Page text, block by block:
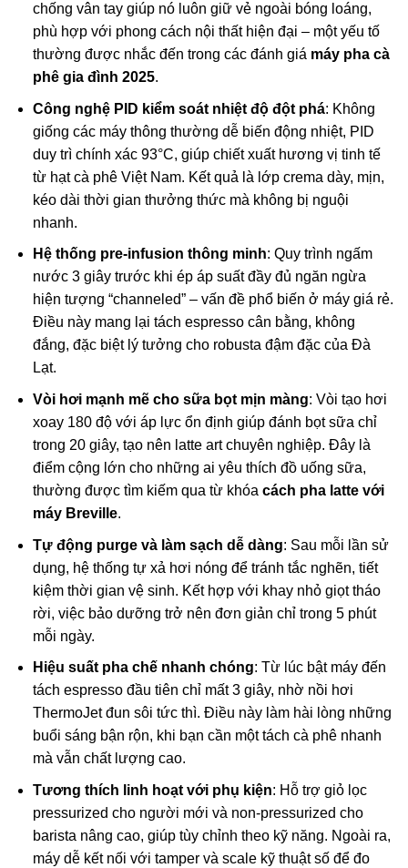
chống vân tay giúp nó luôn giữ vẻ ngoài bóng loáng,
phù hợp với phong cách nội thất hiện đại – một yếu tố
thường được nhắc đến trong các đánh giá máy pha cà
phê gia đình 2025.
Công nghệ PID kiểm soát nhiệt độ đột phá: Không
giống các máy thông thường dễ biến động nhiệt, PID
duy trì chính xác 93°C, giúp chiết xuất hương vị tinh tế
từ hạt cà phê Việt Nam. Kết quả là lớp crema dày, mịn,
kéo dài thời gian thưởng thức mà không bị nguội
nhanh.
Hệ thống pre-infusion thông minh: Quy trình ngấm
nước 3 giây trước khi ép áp suất đầy đủ ngăn ngừa
hiện tượng “channeled” – vấn đề phổ biến ở máy giá rẻ.
Điều này mang lại tách espresso cân bằng, không
đắng, đặc biệt lý tưởng cho robusta đậm đặc của Đà
Lạt.
Vòi hơi mạnh mẽ cho sữa bọt mịn màng: Vòi tạo hơi
xoay 180 độ với áp lực ổn định giúp đánh bọt sữa chỉ
trong 20 giây, tạo nên latte art chuyên nghiệp. Đây là
điểm cộng lớn cho những ai yêu thích đồ uống sữa,
thường được tìm kiếm qua từ khóa cách pha latte với
máy Breville.
Tự động purge và làm sạch dễ dàng: Sau mỗi lần sử
dụng, hệ thống tự xả hơi nóng để tránh tắc nghẽn, tiết
kiệm thời gian vệ sinh. Kết hợp với khay nhỏ giọt tháo
rời, việc bảo dưỡng trở nên đơn giản chỉ trong 5 phút
mỗi ngày.
Hiệu suất pha chế nhanh chóng: Từ lúc bật máy đến
tách espresso đầu tiên chỉ mất 3 giây, nhờ nồi hơi
ThermoJet đun sôi tức thì. Điều này làm hài lòng những
buổi sáng bận rộn, khi bạn cần một tách cà phê nhanh
mà vẫn chất lượng cao.
Tương thích linh hoạt với phụ kiện: Hỗ trợ giỏ lọc
pressurized cho người mới và non-pressurized cho
barista nâng cao, giúp tùy chỉnh theo kỹ năng. Ngoài ra,
máy dễ kết nối với tamper và scale kỹ thuật số để đo